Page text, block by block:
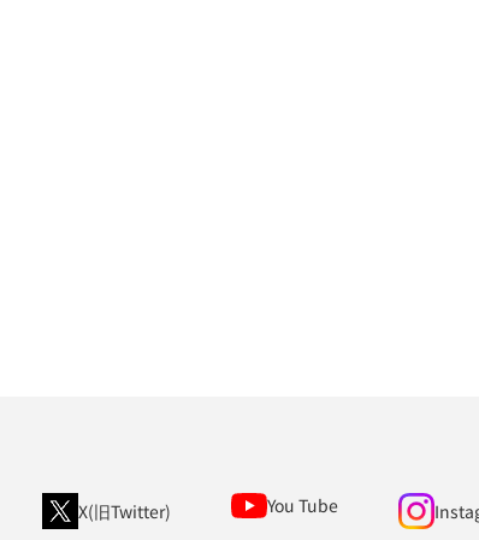
X(旧Twitter) You Tube